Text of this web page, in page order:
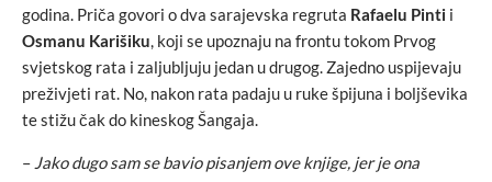
godina. Priča govori o dva sarajevska regruta Rafaelu Pinti i
Osmanu Karišiku, koji se upoznaju na frontu tokom Prvog
svjetskog rata i zaljubljuju jedan u drugog. Zajedno uspijevaju
preživjeti rat. No, nakon rata padaju u ruke špijuna i boljševika
te stižu čak do kineskog Šangaja.
– Jako dugo sam se bavio pisanjem ove knjige, jer je ona